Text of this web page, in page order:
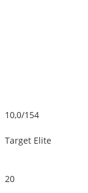
10,0/154
Target Elite
20